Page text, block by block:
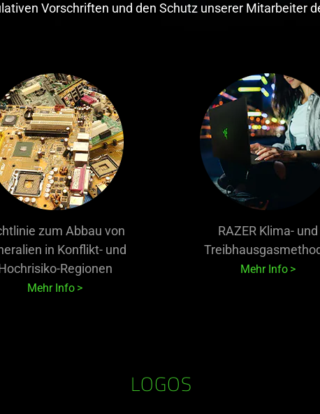
Vorschriften und den Schutz unserer Mitarbeiter
zum Abbau von
in Konflikt- und
Regionen
Mehr Info
RAZER Klima- und
Mehr Info
LOGOS